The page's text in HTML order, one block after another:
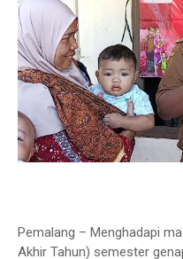
Pemalang – Menghadapi
Akhir Tahun) semester